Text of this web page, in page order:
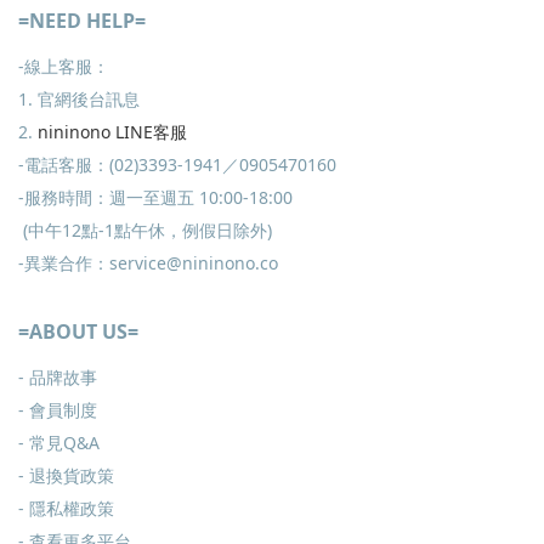
=NEED HELP=
-線上客服：
1. 官網後台訊息
2. nininono LINE客服
-電話客服：(02)3393-1941／0905470160
-服務時間：週一至週五 10:00-18:00
(中午12點-1點午休，例假日除外)
-異業合作：service@nininono.co
=ABOUT US=
- 品牌故事
- 會員制度
- 常見Q&A
- 退換貨政策
- 隱私權政策